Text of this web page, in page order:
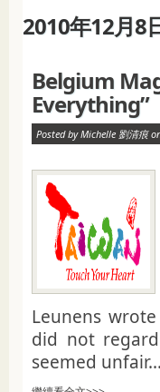
2010年12月8
Belgium
Everything”
Posted by Michelle 劉清痕
Leunens
did not
seemed